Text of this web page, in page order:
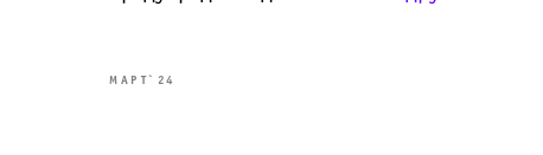
МАРТ`24